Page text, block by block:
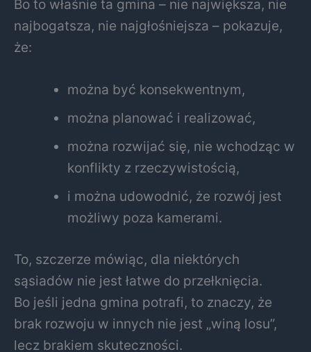
Bo to właśnie ta gmina – nie największa, nie
najbogatsza, nie najgłośniejsza – pokazuje,
że:
można być konsekwentnym,
można planować i realizować,
można rozwijać się, nie wchodząc w
konflikty z rzeczywistością,
i można udowodnić, że rozwój jest
możliwy poza kamerami.
To, szczerze mówiąc, dla niektórych
sąsiadów nie jest łatwe do przełknięcia.
Bo jeśli jedna gmina potrafi, to znaczy, że
brak rozwoju w innych nie jest „winą losu”,
lecz brakiem skuteczności.